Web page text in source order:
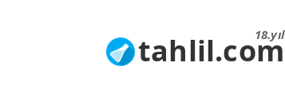
18.yıl
tahlil.com